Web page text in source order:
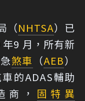
（NHTSA）已
9 月，所有新
煞車 （AEB）
的ADAS輔助
商， 固特異